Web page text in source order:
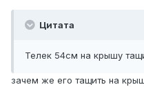
Цитата
Телек 54см на крышу
зачем же его тащить на